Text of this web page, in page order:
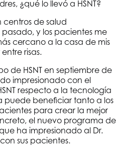
¿qué lo llevó a HSNT?
de salud
y los pacientes me
cercano a la casa de mis
risas.
de HSNT en septiembre de
impresionado con el
respecto a la tecnología
puede beneficiar tanto a los
para crear la mejor
el nuevo programa de
ha impresionado al Dr.
sus pacientes.